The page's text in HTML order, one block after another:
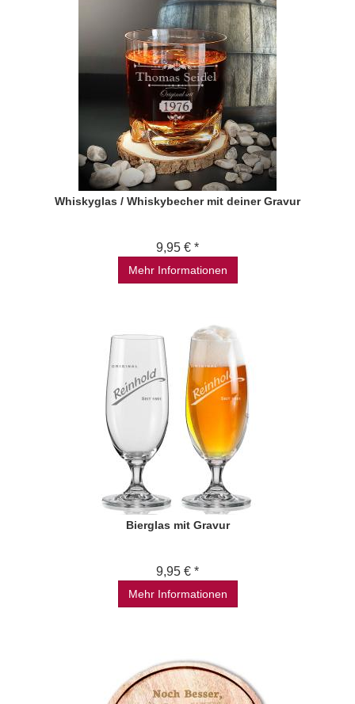
Whiskyglas / Whiskybecher mit deiner Gravur
9,95 € *
Mehr Informationen
Bierglas mit Gravur
9,95 € *
Mehr Informationen